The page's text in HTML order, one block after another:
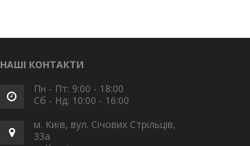
НАШІ КОНТАКТИ
Пн - Пт: 9:00 - 18:00
Сб - Нд: 10:00 - 16:00
м. Київ, вул. Січових Стрільців,
33а